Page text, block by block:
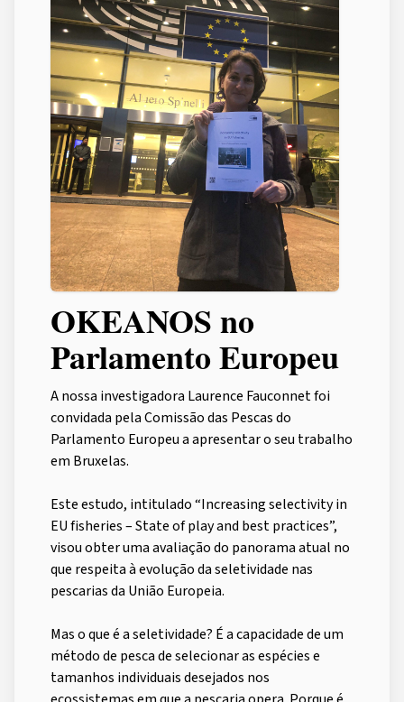
OKEANOS no
Parlamento Europeu
A nossa investigadora Laurence Fauconnet foi
convidada pela Comissão das Pescas do
Parlamento Europeu a apresentar o seu trabalho
em Bruxelas.
Este estudo, intitulado “Increasing selectivity in
EU fisheries – State of play and best practices”,
visou obter uma avaliação do panorama atual no
que respeita à evolução da seletividade nas
pescarias da União Europeia.
Mas o que é a seletividade? É a capacidade de um
método de pesca de selecionar as espécies e
tamanhos individuais desejados nos